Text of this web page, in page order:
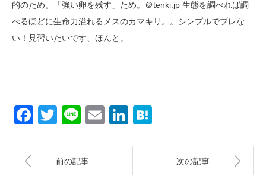
的のため。「強い卵を残す」ため。＠tenki.jp 生態を調べれば調
べるほどに生命力溢れるメスのカマキリ。。シンプルでブレな
い！見習いたいです、ほんと。
Facebook
Twitter
LineEmailLinkedIn
前の記事 次の記事